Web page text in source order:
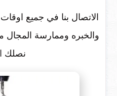
الاتصال بنا في جميع
والخبره وممارسة المجال
نصلك